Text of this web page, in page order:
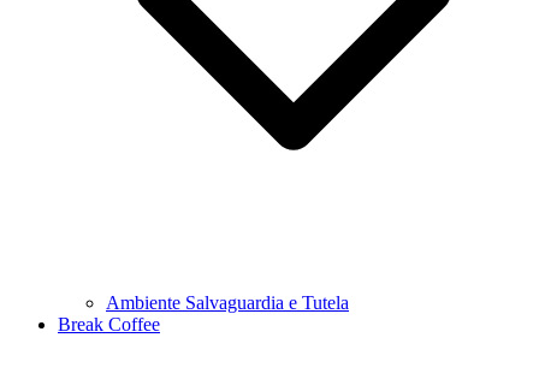
Ambiente Salvaguardia e Tutela
Break Coffee